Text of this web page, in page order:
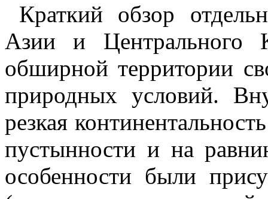
Краткий обзор
Азии и Центрального
обширной территории
природных условий.
резкая
пустынности и на
особенности были